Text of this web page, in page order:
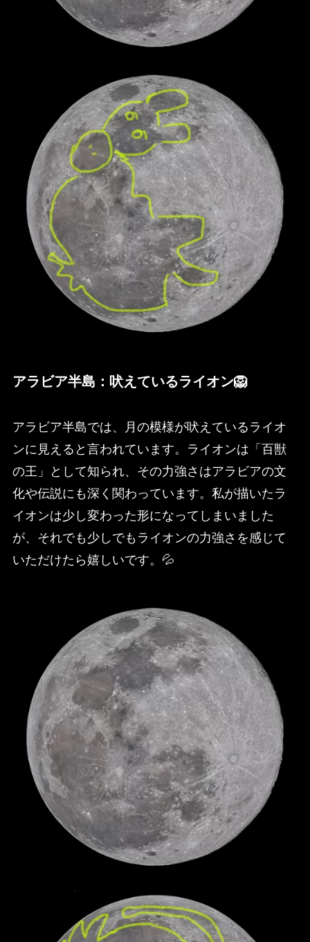
アラビア半島：吠えているライオン🦁
アラビア半島では、月の模様が吠えているライオ
ンに見えると言われています。ライオンは「百獣
の王」として知られ、その力強さはアラビアの文
化や伝説にも深く関わっています。私が描いたラ
イオンは少し変わった形になってしまいました
が、それでも少しでもライオンの力強さを感じて
いただけたら嬉しいです。💦